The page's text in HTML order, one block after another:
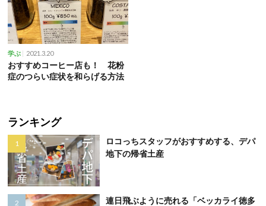
学ぶ 2021.3.20
おすすめコーヒー店も！ 花粉
症のつらい症状を和らげる方法
ランキング
ロコっちスタッフがおすすめする、デパ
地下の帰省土産
連日飛ぶように売れる「ベッカライ徳多